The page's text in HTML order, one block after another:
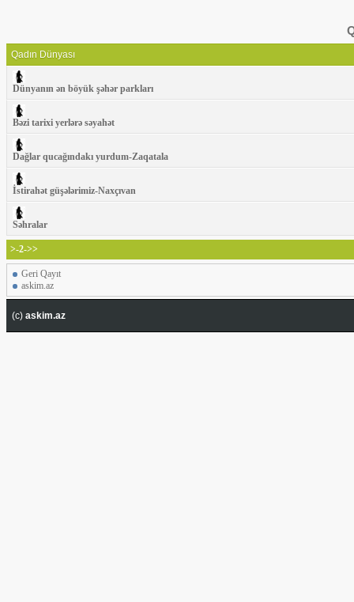
Qadın Dünyası
Dünyanın ən böyük şəhər parkları
Bəzi tarixi yerlərə səyahət
Dağlar qucağındakı yurdum-Zaqatala
İstirahət güşələrimiz-Naxçıvan
Səhralar
>-2->>
Geri Qayıt
askim.az
(c) askim.az